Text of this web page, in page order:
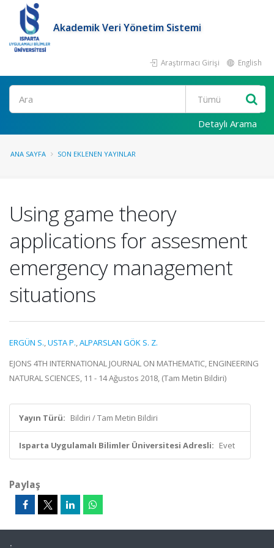
Akademik Veri Yönetim Sistemi
Araştırmacı Girişi English
Ara
Detaylı Arama
ANA SAYFA SON EKLENEN YAYINLAR
Using game theory
applications for assesment
emergency management
situations
ERGÜN S.,USTA P.,ALPARSLAN GÖK S. Z.
EJONS 4TH INTERNATIONAL JOURNAL ON MATHEMATIC, ENGINEERING
NATURAL SCIENCES, 11 - 14 Ağustos 2018, (Tam Metin Bildiri)
Yayın Türü: Bildiri / Tam Metin Bildiri
Isparta Uygulamalı Bilimler Üniversitesi Adresli: Evet
Paylaş